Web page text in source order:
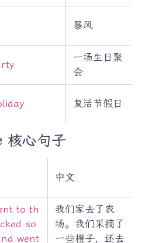
暴风
一场生日聚
会
复活节假日
核心句子
中文
to th
so
went
我们家去了农
场。我们采摘了
一些橙子，还去